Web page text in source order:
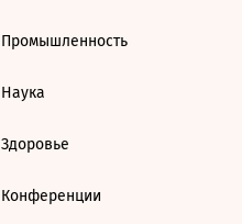
Промышленность
Наука
Здоровье
Конференции